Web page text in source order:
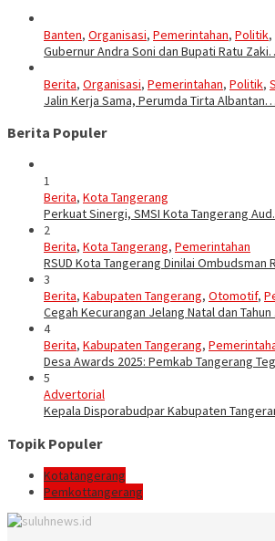
Banten, Organisasi, Pemerintahan, Politik,
Gubernur Andra Soni dan Bupati Ratu
Berita, Organisasi, Pemerintahan, Politik,
Jalin Kerja Sama, Perumda Tirta Albantan…
Berita Populer
1
Berita, Kota Tangerang
Perkuat Sinergi, SMSI Kota Tangerang
2
Berita, Kota Tangerang, Pemerintahan
RSUD Kota Tangerang Dinilai Ombudsman
3
Berita, Kabupaten Tangerang, Otomotif,
Cegah Kecurangan Jelang Natal dan
4
Berita, Kabupaten Tangerang,
Desa Awards 2025: Pemkab Tangerang
5
Advertorial
Kepala Disporabudpar Kabupaten
Topik Populer
Kotatangerang
Pemkottangerang